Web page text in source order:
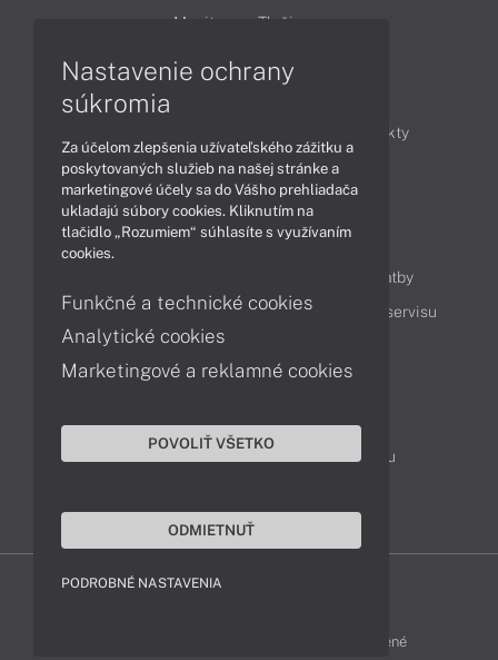
Monitory
Tlačiarne
Produkty
Technológie
Videá
Obsah
Možnosti doručenia a platby
Podpora a servis
Servisné služby Cenník servisu
Kontakty
043 4224 771
Obchodné oddelenie
Reklamácia tovaru
HP-SHOP © 2012 - 2026 Všetky práva vyhradené
Nastavenie ochrany
súkromia
Za účelom zlepšenia užívateľského zážitku a
poskytovaných služieb na našej stránke a
marketingové účely sa do Vášho prehliadača
ukladajú súbory cookies. Kliknutím na
tlačidlo „Rozumiem“ súhlasíte s využívaním
cookies.
Funkčné a technické cookies
Analytické cookies
Marketingové a reklamné cookies
POVOLIŤ VŠETKO
ODMIETNUŤ
PODROBNÉ NASTAVENIA